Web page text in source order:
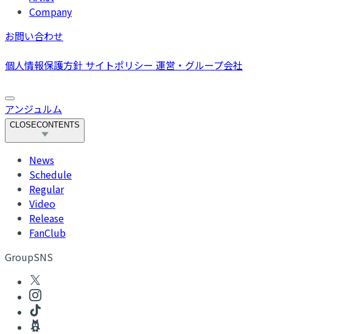
Company
お問い合わせ
個人情報保護方針 サイトポリシー 運営・グループ会社
アンジュルム
CLOSECONTENTS
News
Schedule
Regular
Video
Release
FanClub
GroupSNS